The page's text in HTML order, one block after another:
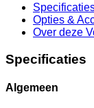
Opties &
Over deze
Specificaties
Algemeen